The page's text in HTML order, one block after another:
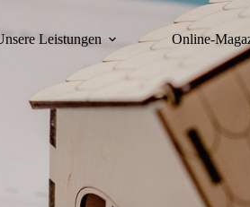
Leistungen Online-